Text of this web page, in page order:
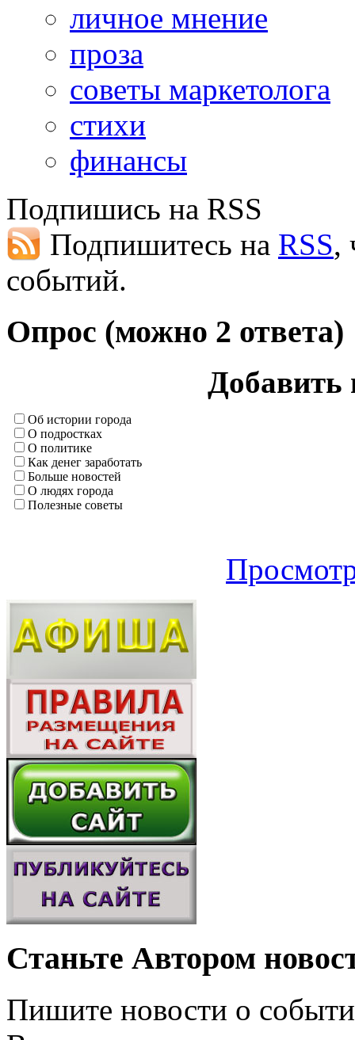
личное мнение
проза
советы маркетолога
стихи
финансы
Подпишись на RSS
Подпишитесь на RSS,
событий.
Опрос (можно 2 ответа)
Добавить
Об истории города
О подростках
О политике
Как денег заработать
Больше новостей
О людях города
Полезные советы
Станьте Автором
Пишите новости о